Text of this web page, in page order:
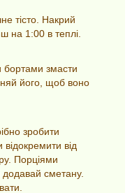
тісто. Накрий
на 1:00 в теплі.
бортами змасти
його, щоб воно
зробити
від
Порціями
додавай сметану.